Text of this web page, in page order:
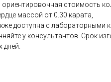
стоимость
массой от 0.30 карата,
доступна с лабораторными
у консультантов. Срок